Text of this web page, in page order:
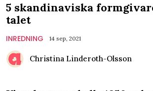
5 skandinaviska
talet
INREDNING 14 sep, 2021
Christina Linderoth-Olsson